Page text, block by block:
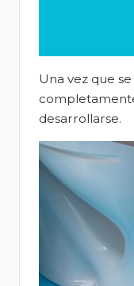
Una vez que
desarrollarse.